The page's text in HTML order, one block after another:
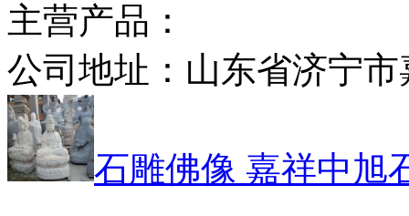
主营产品：
公司地址： 山东省济宁
石雕佛像 嘉祥中旭